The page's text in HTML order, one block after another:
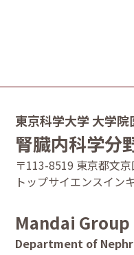
東京科学大学 大学
腎臓内科学分
〒113-8519 東京都⽂
トップサイエンスイン
Mandai Group
Department of